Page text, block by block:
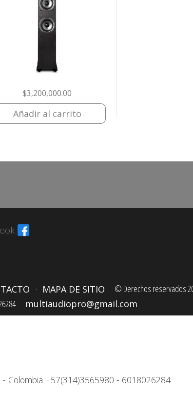
$3,200,000.00
Añadir al carrito
MAPA DE SITIO
© Derechos reservados
multiaudiopro@gmail.com
- Colombia +57(314)3565980 - 6018026284